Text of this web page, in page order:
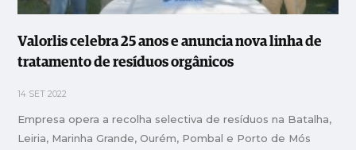
Valorlis celebra 25 anos e anuncia nova linha de
tratamento de resíduos orgânicos
14 SET 2022
Empresa opera a recolha selectiva de resíduos na Batalha,
Leiria, Marinha Grande, Ourém, Pombal e Porto de Mós